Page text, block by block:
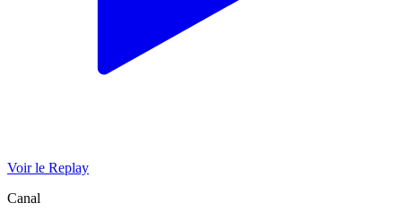
Voir le Replay
Canal